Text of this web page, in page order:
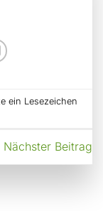
ein Lesezeichen
Nächster Beitrag